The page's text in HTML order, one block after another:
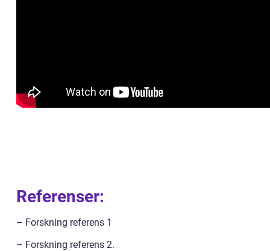
Referenser:
– Forskning referens 1
– Forskning referens 2.